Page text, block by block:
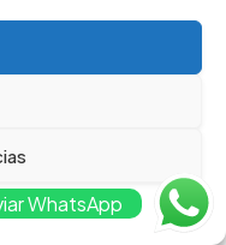
contra
WhatsApp